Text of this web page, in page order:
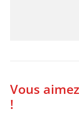
Vous
!